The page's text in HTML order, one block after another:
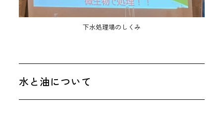
下水処理場のしくみ
水と油について